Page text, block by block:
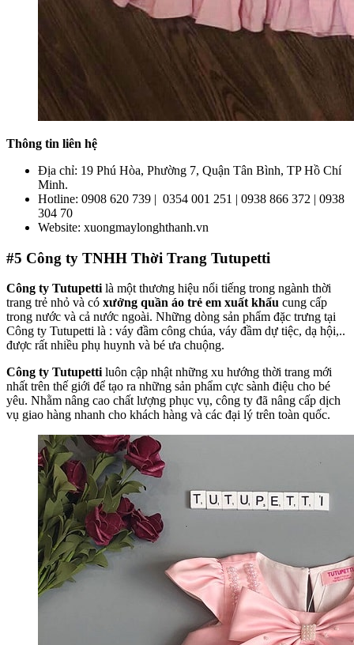
Thông tin liên hệ
Địa chỉ: 19 Phú Hòa, Phường 7, Quận Tân Bình, TP Hồ Chí
Minh.
Hotline: 0908 620 739 | 0354 001 251 | 0938 866 372 | 0938
304 70
Website: xuongmaylonghthanh.vn
#5 Công ty TNHH Thời Trang Tutupetti
Công ty Tutupetti là một thương hiệu nổi tiếng trong ngành thời
trang trẻ nhỏ và có xưởng quần áo trẻ em xuất khẩu cung cấp
trong nước và cả nước ngoài. Những dòng sản phẩm đặc trưng tại
Công ty Tutupetti là : váy đầm công chúa, váy đầm dự tiệc, dạ hội,..
được rất nhiều phụ huynh và bé ưa chuộng.
Công ty Tutupetti luôn cập nhật những xu hướng thời trang mới
nhất trên thế giới để tạo ra những sản phẩm cực sành điệu cho bé
yêu. Nhằm nâng cao chất lượng phục vụ, công ty đã nâng cấp dịch
vụ giao hàng nhanh cho khách hàng và các đại lý trên toàn quốc.